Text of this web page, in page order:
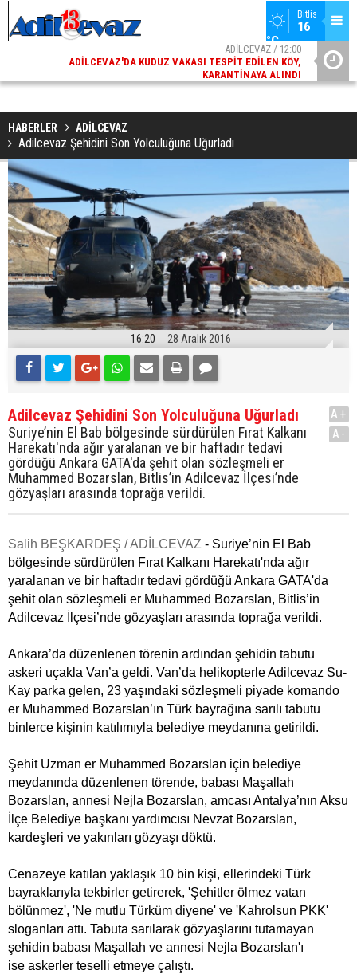
Bitlis
16
°C
ADİLCEVAZ / 12:00
ADILCEVAZ'DA KUDUZ VAKASI TESPIT EDILEN KÖY,
KARANTINAYA ALINDI
HABERLER ADİLCEVAZ
Adilcevaz Şehidini Son Yolculuğuna Uğurladı
16:20 28 Aralık 2016
Adilcevaz Şehidini Son Yolculuğuna Uğurladı
Suriye’nin El Bab bölgesinde sürdürülen Fırat Kalkanı
Harekatı'nda ağır yaralanan ve bir haftadır tedavi
gördüğü Ankara GATA'da şehit olan sözleşmeli er
Muhammed Bozarslan, Bitlis’in Adilcevaz İlçesi’nde
gözyaşları arasında toprağa verildi.
A+
A-
Salih BEŞKARDEŞ / ADİLCEVAZ - Suriye’nin El Bab
bölgesinde sürdürülen Fırat Kalkanı Harekatı'nda ağır
yaralanan ve bir haftadır tedavi gördüğü Ankara GATA'da
şehit olan sözleşmeli er Muhammed Bozarslan, Bitlis’in
Adilcevaz İlçesi’nde gözyaşları arasında toprağa verildi.
Ankara’da düzenlenen törenin ardından şehidin tabutu
askeri uçakla Van’a geldi. Van’da helikopterle Adilcevaz Su-
Kay parka gelen, 23 yaşındaki sözleşmeli piyade komando
er Muhammed Bozarslan’ın Türk bayrağına sarılı tabutu
binlerce kişinin katılımıyla belediye meydanına getirildi.
Şehit Uzman er Muhammed Bozarslan için belediye
meydanında düzenlenen törende, babası Maşallah
Bozarslan, annesi Nejla Bozarslan, amcası Antalya’nın Aksu
İlçe Belediye başkanı yardımcısı Nevzat Bozarslan,
kardeşleri ve yakınları gözyaşı döktü.
Cenazeye katılan yaklaşık 10 bin kişi, ellerindeki Türk
bayraklarıyla tekbirler getirerek, 'Şehitler ölmez vatan
bölünmez', 'Ne mutlu Türküm diyene' ve 'Kahrolsun PKK'
sloganları attı. Tabuta sarılarak gözyaşlarını tutamayan
şehidin babası Maşallah ve annesi Nejla Bozarslan'ı
ise askerler teselli etmeye çalıştı.